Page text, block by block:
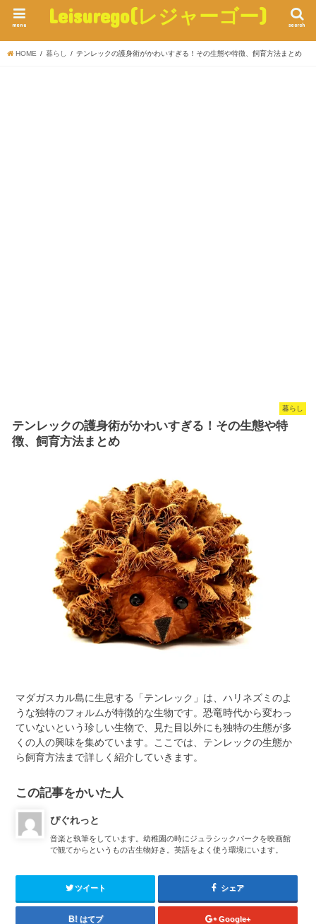
Leisurego(レジャーゴー) search
menu
HOME 暮らし テンレックの護身術がかわいすぎる！その生態や特徴、飼育方法まとめ
暮らし
テンレックの護身術がかわいすぎる！その生態や特
徴、飼育方法まとめ
マダガスカル島に生息する「テンレック」は、ハリネズミのよ
うな独特のフォルムが特徴的な生物です。恐竜時代から変わっ
ていないという珍しい生物で、見た目以外にも独特の生態が多
くの人の興味を集めています。ここでは、テンレックの生態か
ら飼育方法まで詳しく紹介していきます。
この記事をかいた人
ぴぐれっと
音楽と執筆をしています。幼稚園の時にジュラシックパークを映画館
で観てからというもの古生物好き。英語をよく使う環境にいます。
ツイート シェア
はてブ Google+